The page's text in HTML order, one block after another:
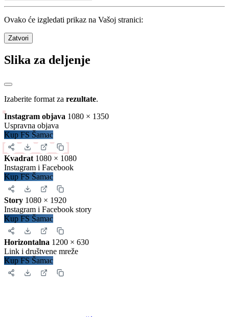
Ovako će izgledati prikaz na Vašoj stranici:
Zatvori
Slika za deljenje
Izaberite format za rezultate.
Instagram objava 1080 × 1350
Uspravna objava
Kup FS Šamac
Kvadrat 1080 × 1080
Instagram i Facebook
Kup FS Šamac
Story 1080 × 1920
Instagram i Facebook story
Kup FS Šamac
Horizontalna 1200 × 630
Link i društvene mreže
Kup FS Šamac